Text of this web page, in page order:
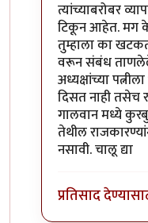
त्यांच्याबरोबर
टिकून आहेत. मग
तुम्हाला का
वरून संबंध
अध्यक्षांच्या
दिसत नाही तसेच
गालवान मध्ये
तेथील
नसावी. चालू द्या
प्रतिसाद